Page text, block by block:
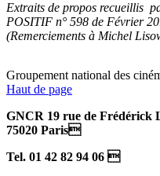
Extraits de propos recueillis
POSITIF n° 598 de Février
(Remerciements à Michel
Groupement national des
Haut de page
GNCR 19 rue de Frédérick
75020 Paris
Tel. 01 42 82 94 06 